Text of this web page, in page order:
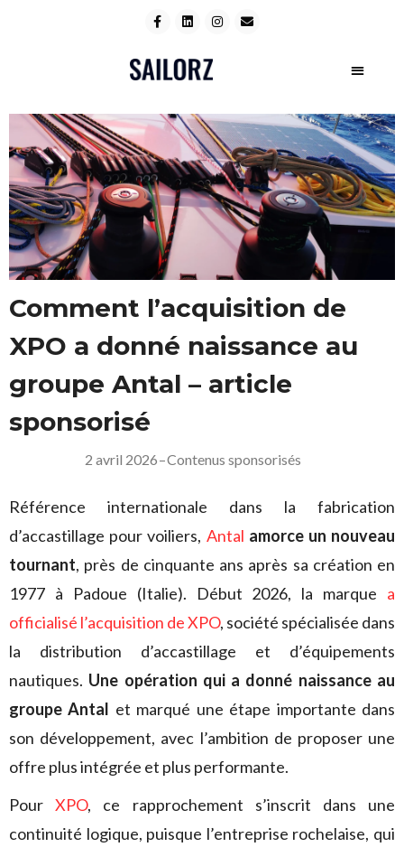
Comment l’acquisition de
XPO a donné naissance au
groupe Antal – article
sponsorisé
2 avril 2026–Contenus sponsorisés
Référence internationale dans la fabrication
d’accastillage pour voiliers, Antal amorce un nouveau
tournant, près de cinquante ans après sa création en
1977 à Padoue (Italie). Début 2026, la marque a
officialisé l’acquisition de XPO, société spécialisée dans
la distribution d’accastillage et d’équipements
nautiques. Une opération qui a donné naissance au
groupe Antal et marqué une étape importante dans
son développement, avec l’ambition de proposer une
offre plus intégrée et plus performante.
PourXPO, ce rapprochement s’inscrit dans une
continuité logique, puisque l’entreprise rochelaise, qui